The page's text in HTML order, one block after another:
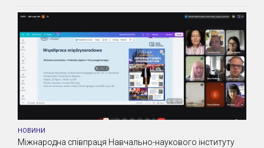
НОВИНИ
Міжнародна співпраця Навчально-наукового інституту